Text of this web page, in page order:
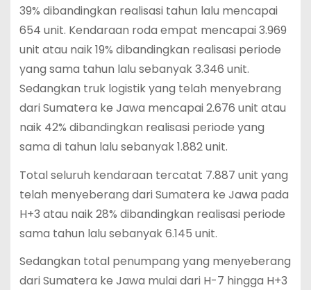
39% dibandingkan realisasi tahun lalu mencapai
654 unit. Kendaraan roda empat mencapai 3.969
unit atau naik 19% dibandingkan realisasi periode
yang sama tahun lalu sebanyak 3.346 unit.
Sedangkan truk logistik yang telah menyebrang
dari Sumatera ke Jawa mencapai 2.676 unit atau
naik 42% dibandingkan realisasi periode yang
sama di tahun lalu sebanyak 1.882 unit.
Total seluruh kendaraan tercatat 7.887 unit yang
telah menyeberang dari Sumatera ke Jawa pada
H+3 atau naik 28% dibandingkan realisasi periode
sama tahun lalu sebanyak 6.145 unit.
Sedangkan total penumpang yang menyeberang
dari Sumatera ke Jawa mulai dari H-7 hingga H+3